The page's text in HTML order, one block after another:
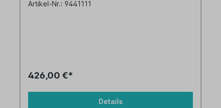
Artikel-Nr.: 9441111
426,00 €*
Details